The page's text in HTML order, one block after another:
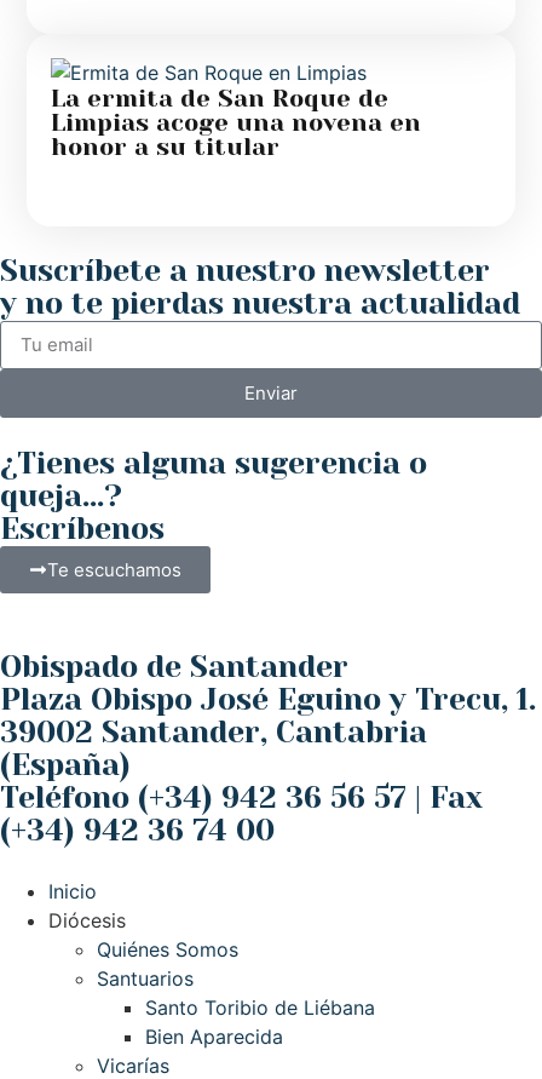
La ermita de San Roque de
Limpias acoge una novena en
honor a su titular
Suscríbete a nuestro newsletter
y no te pierdas nuestra actualidad
Enviar
¿Tienes alguna sugerencia o
queja...?
Escríbenos
Te escuchamos
Obispado de Santander
Plaza Obispo José Eguino y Trecu, 1.
39002 Santander, Cantabria
(España)
Teléfono (+34) 942 36 56 57 | Fax
(+34) 942 36 74 00
Inicio
Diócesis
Quiénes Somos
Santuarios
Santo Toribio de Liébana
Bien Aparecida
Vicarías